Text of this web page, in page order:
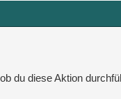
du diese Aktion